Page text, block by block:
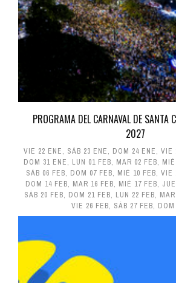
PROGRAMA DEL CARNAVAL DE SANTA
2027
VIE 22 ENE, SÁB 23 ENE, DOM 24 ENE, VIE
DOM 31 ENE, LUN 01 FEB, MAR 02 FEB,
SÁB 06 FEB, DOM 07 FEB, MIÉ 10 FEB, VIE
DOM 14 FEB, MAR 16 FEB, MIÉ 17 FEB,
SÁB 20 FEB, DOM 21 FEB, LUN 22 FEB,
VIE 26 FEB, SÁB 27 FEB,